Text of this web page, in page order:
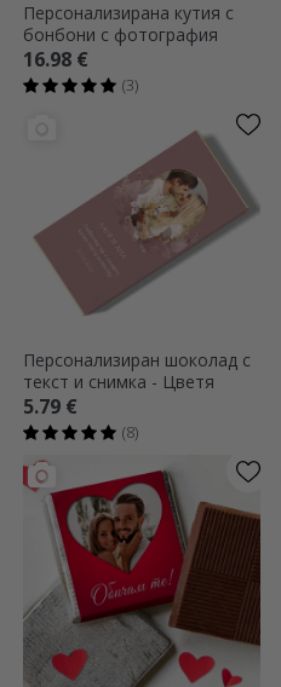
Персонализирана кутия с
бонбони с фотография
16.98 €
(3)
Персонализиран шоколад с
текст и снимка - Цветя
5.79 €
(8)